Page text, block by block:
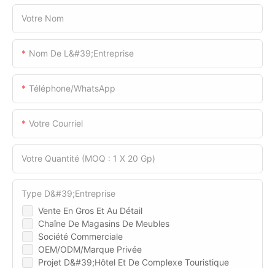
Votre Nom
Nom De L&#39;entreprise
Téléphone/WhatsApp
Votre Courriel
Votre Quantité (MOQ : 1 X 20 Gp)
Vente En Gros Et Au Détail
Chaîne De Magasins De Meubles
Société Commerciale
OEM/ODM/Marque Privée
Projet D&#39;hôtel Et De Complexe Touristique
Type D&#39;entreprise